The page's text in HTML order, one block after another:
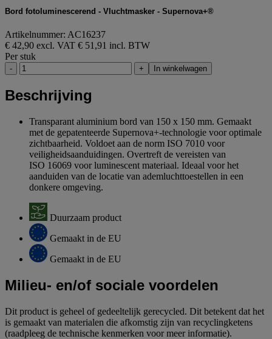
Bord fotoluminescerend - Vluchtmasker - Supernova+®
Artikelnummer: AC16237
€ 42,90 excl. VAT € 51,91 incl. BTW
Per stuk
- + In winkelwagen
Beschrijving
Transparant aluminium bord van 150 x 150 mm. Gemaakt
met de gepatenteerde Supernova+-technologie voor optimale
zichtbaarheid. Voldoet aan de norm ISO 7010 voor
veiligheidsaanduidingen. Overtreft de vereisten van
ISO 16069 voor luminescent materiaal. Ideaal voor het
aanduiden van de locatie van ademluchttoestellen in een
donkere omgeving.
Duurzaam product
Gemaakt in de EU
Gemaakt in de EU
Milieu- en/of sociale voordelen
Dit product is geheel of gedeeltelijk gerecycled. Dit betekent dat het
is gemaakt van materialen die afkomstig zijn van recyclingketens
(raadpleeg de technische kenmerken voor meer informatie).